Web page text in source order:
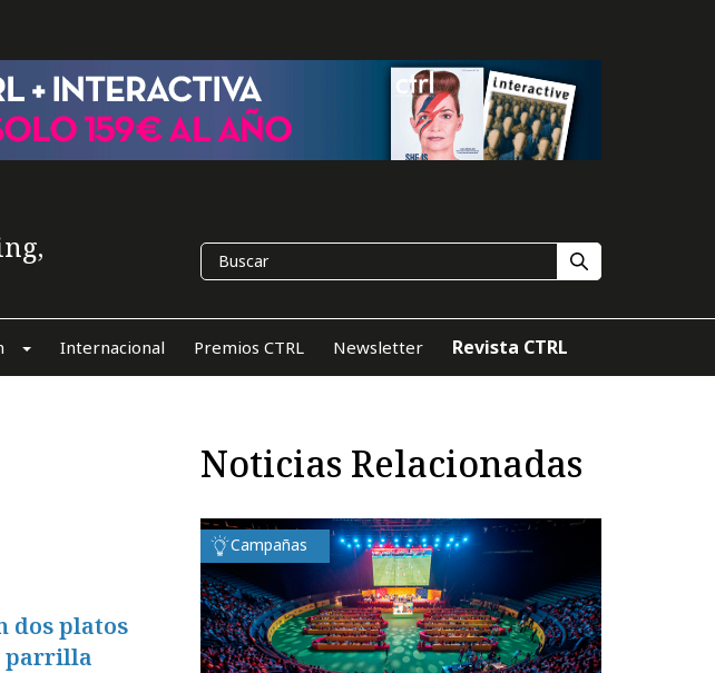
Internacional Premios CTRL Newsletter Revista CTRL
dos platos
parrilla
Noticias Relacionadas
Campañas